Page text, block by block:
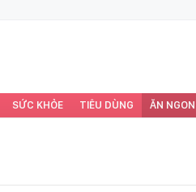
SỨC KHỎE TIÊU DÙNG ĂN NGON